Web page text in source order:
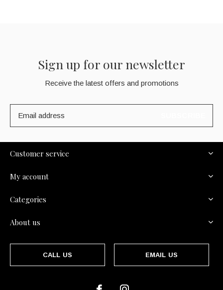
Sign up for our newsletter
Receive the latest offers and promotions
Customer service
My account
Categories
About us
CALL US EMAIL US